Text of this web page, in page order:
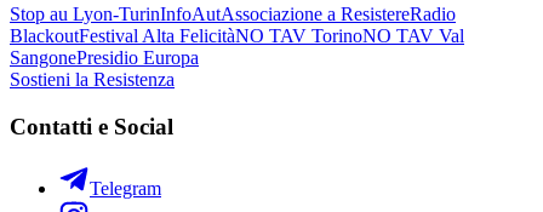
Stop au Lyon-TurinInfoAutAssociazione a ResistereRadio
BlackoutFestival Alta FelicitàNO TAV TorinoNO TAV Val
SangonePresidio Europa
Sostieni la Resistenza
Contatti e Social
Telegram